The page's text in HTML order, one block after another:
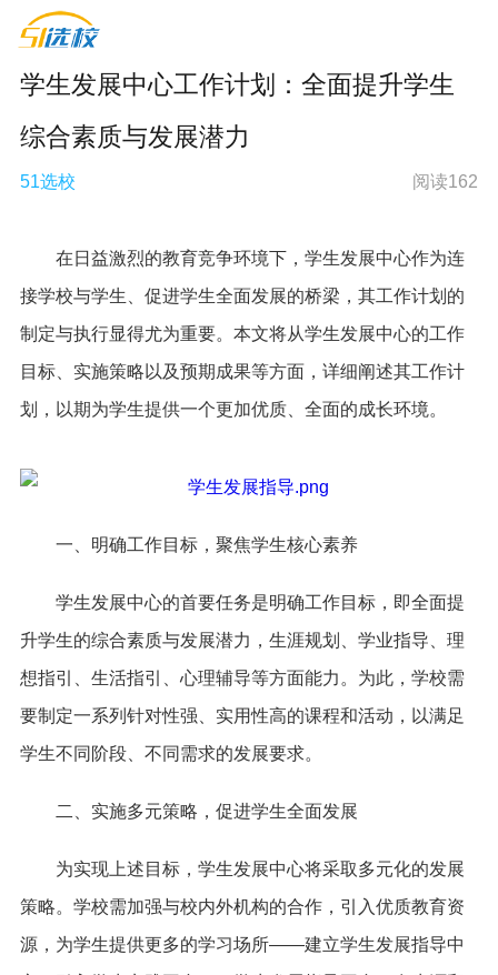
学生发展中心工作计划：全面提升学生
综合素质与发展潜力
51选校 阅读162
在日益激烈的教育竞争环境下，学生发展中心作为连
接学校与学生、促进学生全面发展的桥梁，其工作计划的
制定与执行显得尤为重要。本文将从学生发展中心的工作
目标、实施策略以及预期成果等方面，详细阐述其工作计
划，以期为学生提供一个更加优质、全面的成长环境。
一、明确工作目标，聚焦学生核心素养
学生发展中心的首要任务是明确工作目标，即全面提
升学生的综合素质与发展潜力，生涯规划、学业指导、理
想指引、生活指引、心理辅导等方面能力。为此，学校需
要制定一系列针对性强、实用性高的课程和活动，以满足
学生不同阶段、不同需求的发展要求。
二、实施多元策略，促进学生全面发展
为实现上述目标，学生发展中心将采取多元化的发展
策略。学校需加强与校内外机构的合作，引入优质教育资
源，为学生提供更多的学习场所——建立学生发展指导中